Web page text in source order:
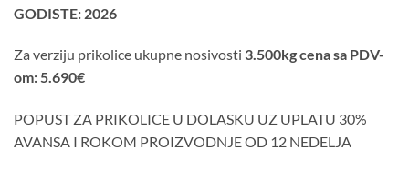
GODISTE: 2026
Za verziju prikolice ukupne nosivosti 3.500kg cena sa PDV-
om: 5.690€
POPUST ZA PRIKOLICE U DOLASKU UZ UPLATU 30%
AVANSA I ROKOM PROIZVODNJE OD 12 NEDELJA